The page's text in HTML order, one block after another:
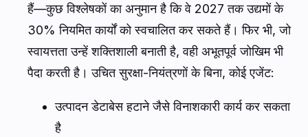
हैं—कुछ विश्लेषकों का अनुमान है कि वे 2027 तक उद्यमों के
30% नियमित कार्यों को स्वचालित कर सकते हैं। फिर भी, जो
स्वायत्तता उन्हें शक्तिशाली बनाती है, वही अभूतपूर्व जोखिम भी
पैदा करती है। उचित सुरक्षा-नियंत्रणों के बिना, कोई एजेंट:
उत्पादन डेटाबेस हटाने जैसे विनाशकारी कार्य कर सकता
है